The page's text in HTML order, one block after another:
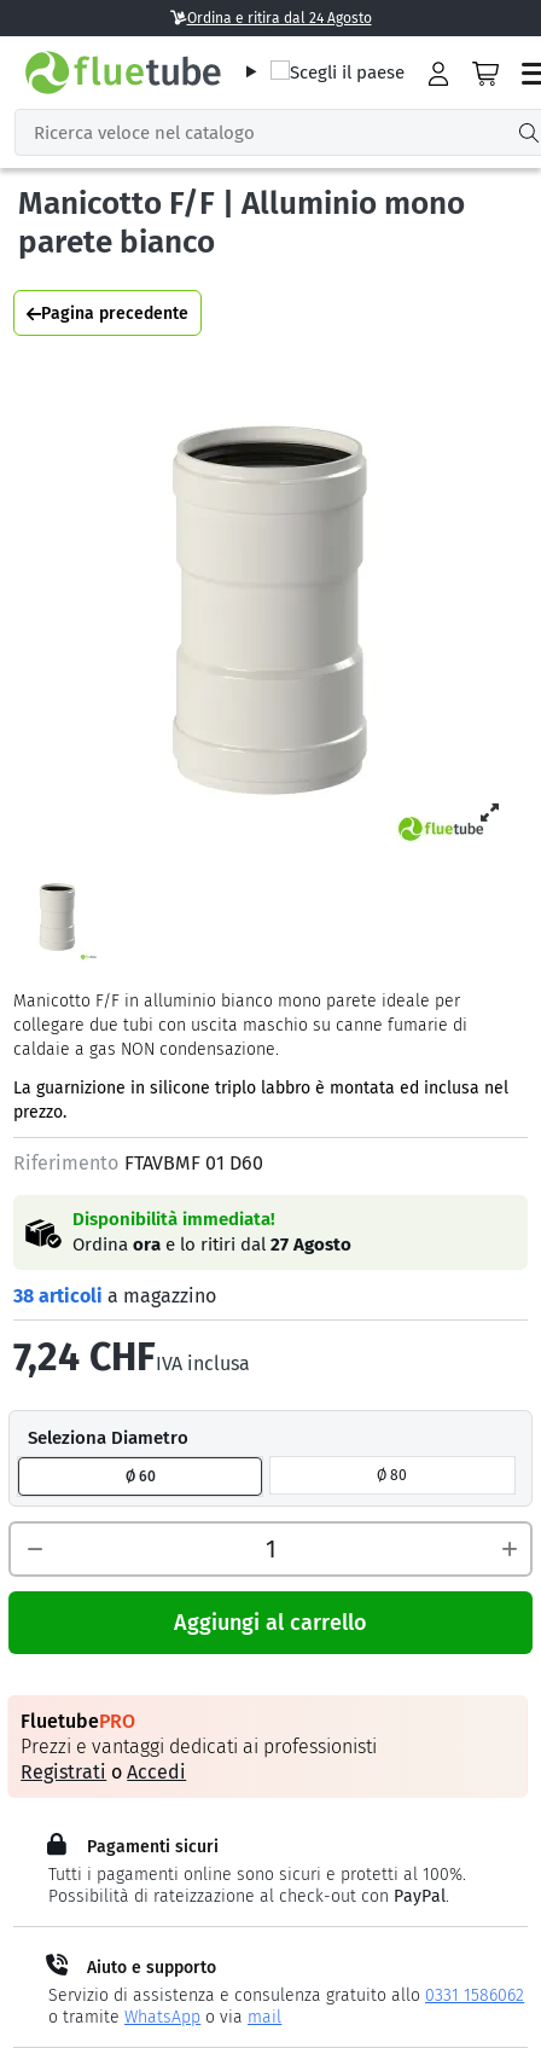
Ordina e ritira dal 24 Agosto
Manicotto F/F | Alluminio mono
parete bianco
Pagina precedente
Manicotto F/F in alluminio bianco mono parete ideale per
collegare due tubi con uscita maschio su canne fumarie di
caldaie a gas NON condensazione.
La guarnizione in silicone triplo labbro è montata ed inclusa nel
prezzo.
Riferimento FTAVBMF 01 D60
Disponibilità immediata!
Ordinaora e lo ritiri dal27 Agosto
38 articolia magazzino
7,24 CHFIVA inclusa
Seleziona Diametro
Ø 60 Ø 80
Aggiungi al carrello
FluetubePRO
Prezzi e vantaggi dedicati ai professionisti
Registrati oAccedi
Pagamenti sicuri
Tutti i pagamenti online sono sicuri e protetti al 100%.
Possibilità di rateizzazione al check-out con PayPal.
Aiuto e supporto
Servizio di assistenza e consulenza gratuito allo 0331 1586062
o tramiteWhatsApp o via mail